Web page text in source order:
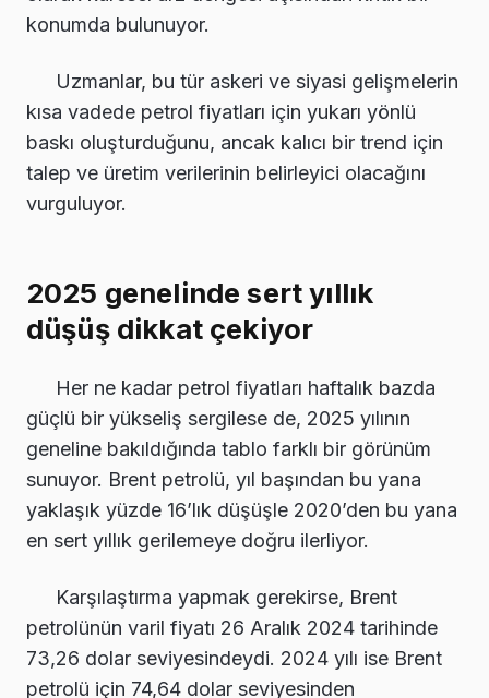
konumda bulunuyor.
Uzmanlar, bu tür askeri ve siyasi gelişmelerin
kısa vadede petrol fiyatları için yukarı yönlü
baskı oluşturduğunu, ancak kalıcı bir trend için
talep ve üretim verilerinin belirleyici olacağını
vurguluyor.
2025 genelinde sert yıllık
düşüş dikkat çekiyor
Her ne kadar petrol fiyatları haftalık bazda
güçlü bir yükseliş sergilese de, 2025 yılının
geneline bakıldığında tablo farklı bir görünüm
sunuyor. Brent petrolü, yıl başından bu yana
yaklaşık yüzde 16’lık düşüşle 2020’den bu yana
en sert yıllık gerilemeye doğru ilerliyor.
Karşılaştırma yapmak gerekirse, Brent
petrolünün varil fiyatı 26 Aralık 2024 tarihinde
73,26 dolar seviyesindeydi. 2024 yılı ise Brent
petrolü için 74,64 dolar seviyesinden